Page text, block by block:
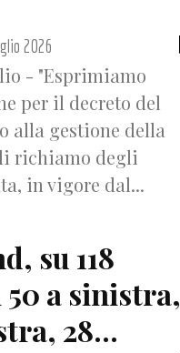
2026
- "Esprimiamo
per il decreto del
alla gestione della
richiamo degli
in vigore dal...
su 118
a sinistra,
28...